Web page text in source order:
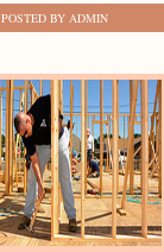
POSTED BY ADMIN